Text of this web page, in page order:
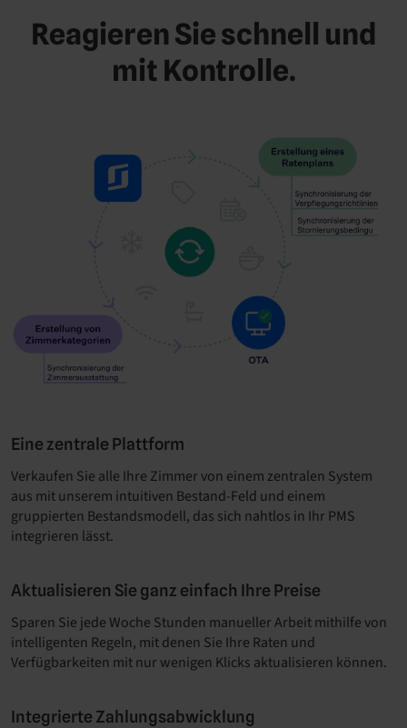
Reagieren Sie schnell und
mit Kontrolle.
Eine zentrale Plattform
Verkaufen Sie alle Ihre Zimmer von einem zentralen System
aus mit unserem intuitiven Bestand-Feld und einem
gruppierten Bestandsmodell, das sich nahtlos in Ihr PMS
integrieren lässt.
Aktualisieren Sie ganz einfach Ihre Preise
Sparen Sie jede Woche Stunden manueller Arbeit mithilfe von
intelligenten Regeln, mit denen Sie Ihre Raten und
Verfügbarkeiten mit nur wenigen Klicks aktualisieren können.
Integrierte Zahlungsabwicklung